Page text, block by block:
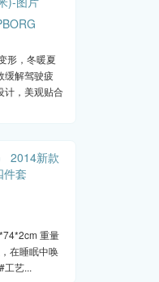
形，冬暖夏
缓解驾驶疲
计，美观贴合
重量
在睡眠中唤
工艺...